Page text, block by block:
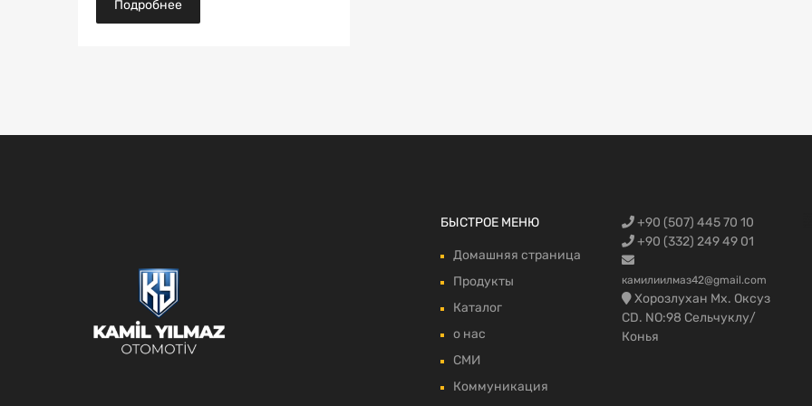
Подробнее
БЫСТРОЕ МЕНЮ
Домашняя страница
Продукты
Каталог
о нас
СМИ
Коммуникация
+90 (507) 445 70 10
+90 (332) 249 49 01
камилиилмаз42@gmail.com
Хорозлухан Мх. Оксуз
CD. NO:98 Сельчуклу/
Конья